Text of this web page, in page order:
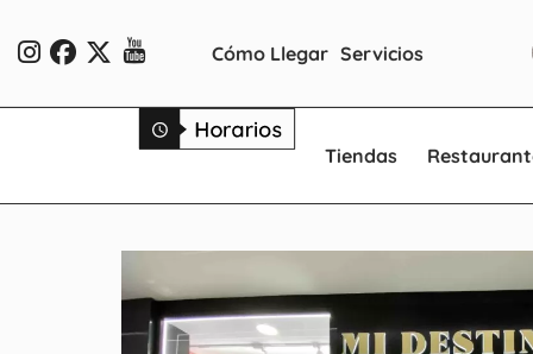
Cómo Llegar Servicios
Tiendas